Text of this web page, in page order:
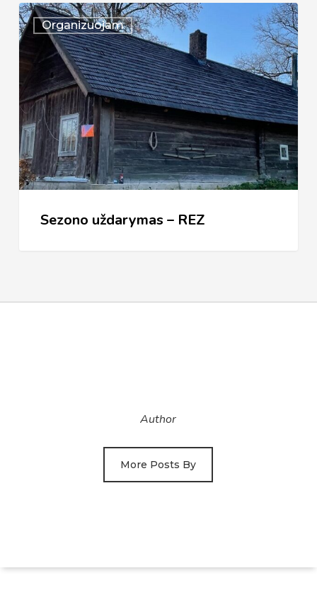
Organizuojam
Sezono
uždarymas
–
REZ
Sezono uždarymas – REZ
Author
More Posts By